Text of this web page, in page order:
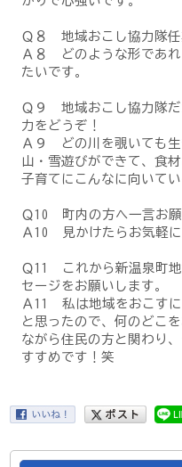
Ｑ８ 地域おこし協力隊任
Ａ８ どのような形であ
たいです。
Ｑ９ 地域おこし協力隊だ
力をどうぞ！
Ａ９ どの川を覗いても生
山・雪遊びができて、食
子育てにこんなに向いて
Ｑ10 町内の方へ一言お願
Ａ10 見かけたらお気軽に
Ｑ11 これから新温泉町地
セージをお願いします。
Ａ11 私は地域をおこす
と思ったので、何のどこ
ながら住民の方と関わり
すすめです！笑